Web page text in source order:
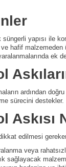
süngerli yapısı ile
ve hafif
ek
ardından
sürecini destekler.
Askısı
edilmesi
veya
sağlayacak